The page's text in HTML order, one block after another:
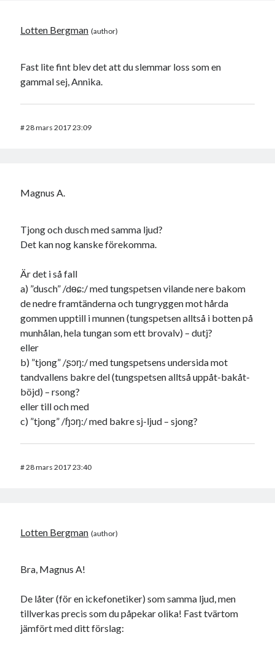
Lotten Bergman
Fast lite fint blev det att du slemmar loss som en
gammal sej, Annika.
#28 mars 2017 23:09
Magnus A.
Tjong och dusch med samma ljud?
Det kan nog kanske förekomma.
Är det i så fall
a) ”dusch” /dөɕ:/ med tungspetsen vilande nere bakom
de nedre framtänderna och tungryggen mot hårda
gommen upptill i munnen (tungspetsen alltså i botten på
munhålan, hela tungan som ett brovalv) – dutj?
eller
b) ”tjong” /ʂɔŋ:/ med tungspetsens undersida mot
tandvallens bakre del (tungspetsen alltså uppåt-bakåt-
böjd) – rsong?
eller till och med
c) ”tjong” /ɧɔŋ:/ med bakre sj-ljud – sjong?
#28 mars 2017 23:40
Lotten Bergman
Bra, Magnus A!
De låter (för en ickefonetiker) som samma ljud, men
tillverkas precis som du påpekar olika! Fast tvärtom
jämfört med ditt förslag: